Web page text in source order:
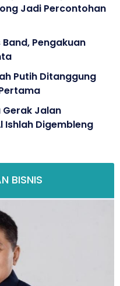
Jadi Percontohan
Band, Pengakuan
Putih Ditanggung
Gerak Jalan
Ishlah Digembleng
BISNIS